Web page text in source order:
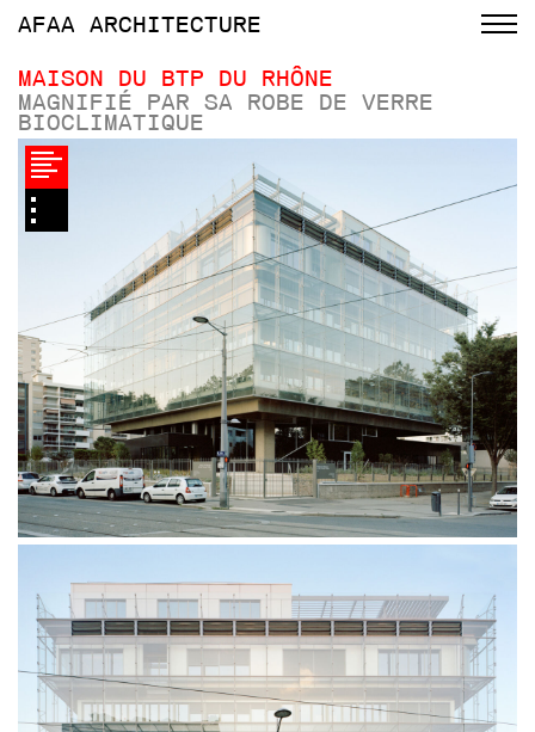
AFAA ARCHITECTURE
MAISON DU BTP DU RHÔNE
MAGNIFIÉ PAR SA ROBE DE VERRE
BIOCLIMATIQUE